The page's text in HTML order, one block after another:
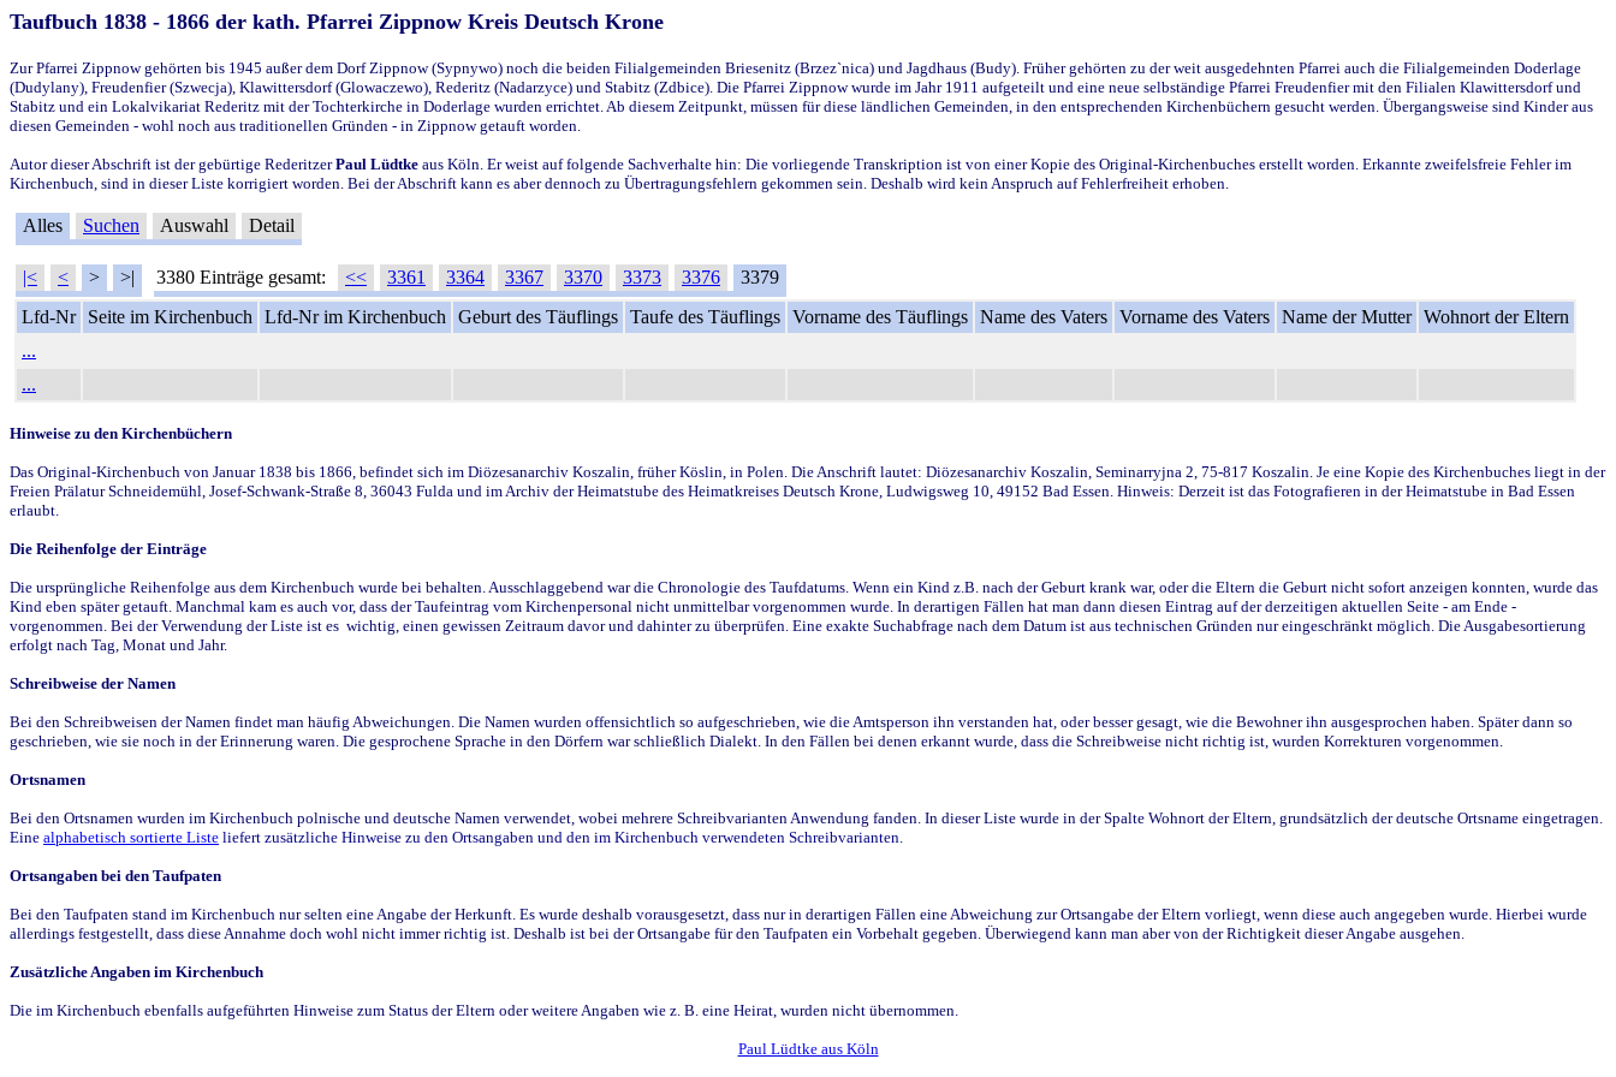
Taufbuch 1838 - 1866 der kath. Pfarrei Zippnow Kreis Deutsch Krone
Zur Pfarrei Zippnow gehörten bis 1945 außer dem Dorf Zippnow (Sypnywo) noch die beiden Filialgemeinden Briesenitz (Brzez`nica) und Jagdhaus (Budy). Früher gehörten zu der weit ausgedehnten Pfarrei auch die Filialgemeinden Doderlage
(Dudylany), Freudenfier (Szwecja), Klawittersdorf (Glowaczewo), Rederitz (Nadarzyce) und Stabitz (Zdbice). Die Pfarrei Zippnow wurde im Jahr 1911 aufgeteilt und eine neue selbständige Pfarrei Freudenfier mit den Filialen Klawittersdorf und
Stabitz und ein Lokalvikariat Rederitz mit der Tochterkirche in Doderlage wurden errichtet. Ab diesem Zeitpunkt, müssen für diese ländlichen Gemeinden, in den entsprechenden Kirchenbüchern gesucht werden. Übergangsweise sind Kinder aus
diesen Gemeinden - wohl noch aus traditionellen Gründen - in Zippnow getauft worden.
Autor dieser Abschrift ist der gebürtige RederitzerPaul Lüdtke aus Köln. Er weist auf folgende Sachverhalte hin: Die vorliegende Transkription ist von einer Kopie des Original-Kirchenbuches erstellt worden. Erkannte zweifelsfreie Fehler im
Kirchenbuch, sind in dieser Liste korrigiert worden. Bei der Abschrift kann es aber dennoch zu Übertragungsfehlern gekommen sein. Deshalb wird kein Anspruch auf Fehlerfreiheit erhoben.
Alles Suchen Auswahl Detail
|< < > >| 3380 Einträge gesamt: << 3361 3364 3367 3370 3373 3376
3379
Lfd-Nr
Seite im Kirchenbuch Lfd-Nr im Kirchenbuch Geburt des Täuflings Taufe des Täuflings Vorname des Täuflings Name des Vaters Vorname des Vaters Name der Mutter Wohnort der Eltern
...
...
Hinweise zu den Kirchenbüchern
Das Original-Kirchenbuch von Januar 1838 bis 1866, befindet sich im Diözesanarchiv Koszalin, früher Köslin, in Polen. Die Anschrift lautet: Diözesanarchiv Koszalin, Seminarryjna 2, 75-817 Koszalin. Je eine Kopie des Kirchenbuches liegt in der
Freien Prälatur Schneidemühl, Josef-Schwank-Straße 8, 36043 Fulda und im Archiv der Heimatstube des Heimatkreises Deutsch Krone, Ludwigsweg 10, 49152 Bad Essen. Hinweis: Derzeit ist das Fotografieren in der Heimatstube in Bad Essen
erlaubt.
Die Reihenfolge der Einträge
Die ursprüngliche Reihenfolge aus dem Kirchenbuch wurde bei behalten. Ausschlaggebend war die Chronologie des Taufdatums. Wenn ein Kind z.B. nach der Geburt krank war, oder die Eltern die Geburt nicht sofort anzeigen konnten, wurde das
Kind eben später getauft. Manchmal kam es auch vor, dass der Taufeintrag vom Kirchenpersonal nicht unmittelbar vorgenommen wurde. In derartigen Fällen hat man dann diesen Eintrag auf der derzeitigen aktuellen Seite - am Ende -
vorgenommen. Bei der Verwendung der Liste ist es wichtig, einen gewissen Zeitraum davor und dahinter zu überprüfen. Eine exakte Suchabfrage nach dem Datum ist aus technischen Gründen nur eingeschränkt möglich. Die Ausgabesortierung
erfolgt nach Tag, Monat und Jahr.
Schreibweise der Namen
Bei den Schreibweisen der Namen findet man häufig Abweichungen. Die Namen wurden offensichtlich so aufgeschrieben, wie die Amtsperson ihn verstanden hat, oder besser gesagt, wie die Bewohner ihn ausgesprochen haben. Später dann so
geschrieben, wie sie noch in der Erinnerung waren. Die gesprochene Sprache in den Dörfern war schließlich Dialekt. In den Fällen bei denen erkannt wurde, dass die Schreibweise nicht richtig ist, wurden Korrekturen vorgenommen.
Ortsnamen
Bei den Ortsnamen wurden im Kirchenbuch polnische und deutsche Namen verwendet, wobei mehrere Schreibvarianten Anwendung fanden. In dieser Liste wurde in der Spalte Wohnort der Eltern, grundsätzlich der deutsche Ortsname eingetragen.
Eine alphabetisch sortierte Liste liefert zusätzliche Hinweise zu den Ortsangaben und den im Kirchenbuch verwendeten Schreibvarianten.
Ortsangaben bei den Taufpaten
Bei den Taufpaten stand im Kirchenbuch nur selten eine Angabe der Herkunft. Es wurde deshalb vorausgesetzt, dass nur in derartigen Fällen eine Abweichung zur Ortsangabe der Eltern vorliegt, wenn diese auch angegeben wurde. Hierbei wurde
allerdings festgestellt, dass diese Annahme doch wohl nicht immer richtig ist. Deshalb ist bei der Ortsangabe für den Taufpaten ein Vorbehalt gegeben. Überwiegend kann man aber von der Richtigkeit dieser Angabe ausgehen.
Zusätzliche Angaben im Kirchenbuch
Die im Kirchenbuch ebenfalls aufgeführten Hinweise zum Status der Eltern oder weitere Angaben wie z. B. eine Heirat, wurden nicht übernommen.
Paul Lüdtke aus Köln